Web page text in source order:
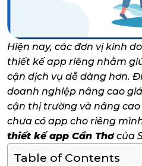
Hiện nay, các đơn vị kinh
thiết kế app riêng nhằm
cận dịch vụ dễ dàng hơn.
doanh nghiệp nâng cao
cận thị trường và nâng
chưa có app cho riêng
thiết kế app Cần Thơcủa
Table of Contents